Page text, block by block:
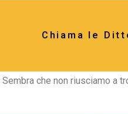
Chiama le
Sembra che non riusciamo a